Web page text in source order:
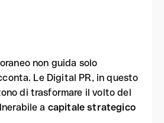
non guida solo
Le Digital PR, in questo
di trasformare il volto del
a capitale strategico